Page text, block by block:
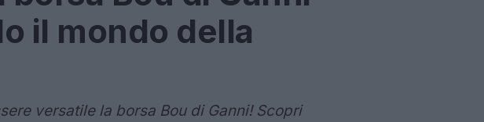
il mondo della
versatile la borsa Bou di Ganni! Scopri